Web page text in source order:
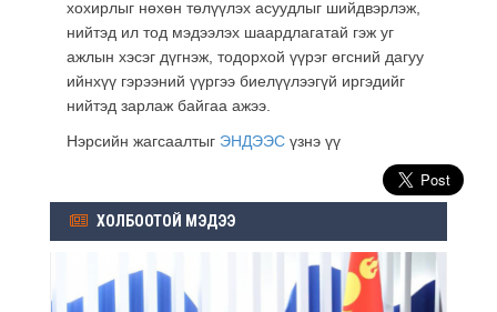
хохирлыг нөхөн төлүүлэх асуудлыг шийдвэрлэж,
нийтэд ил тод мэдээлэх шаардлагатай гэж уг
ажлын хэсэг дүгнэж, тодорхой үүрэг өгсний дагуу
ийнхүү гэрээний үүргээ биелүүлээгүй иргэдийг
нийтэд зарлаж байгаа ажээ.
Нэрсийн жагсаалтыг ЭНДЭЭС үзнэ үү
ХОЛБООТОЙ МЭДЭЭ